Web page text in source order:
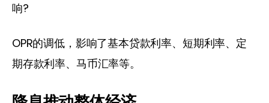
响?
OPR的调低，影响了基本贷款利率、短期利率、定
期存款利率、马币汇率等。